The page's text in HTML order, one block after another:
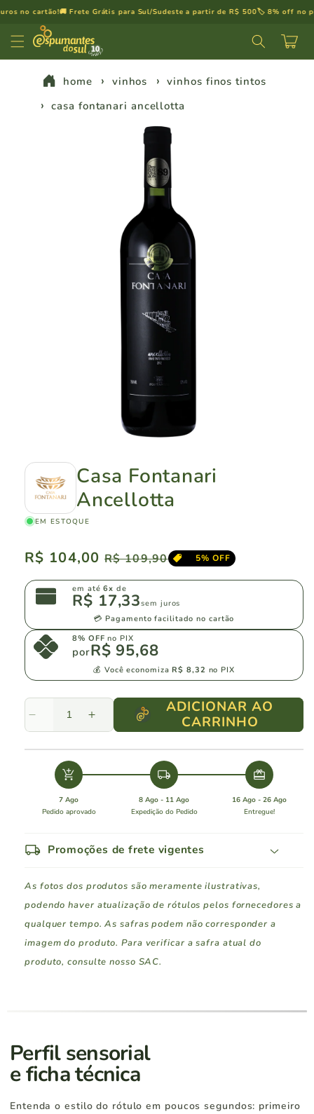
para o
conteúdo
no cartão!🚚 Frete Grátis para Sul/Sudeste a partir de R$ 500 🏷️ 8% off no pix
home vinhos
vinhos finos tintos
casa fontanari ancellotta
Casa Fontanari
Ancellotta
EM ESTOQUE
Preço
normal
R$ 104,00 Preço
promocional
R$ 109,90 5% OFF
em até6x de
R$ 17,33sem juros
💳 Pagamento facilitado no cartão
8% OFF no PIX
porR$ 95,68
💰 Você economizaR$ 8,32 no PIX
Diminuir
a
quantidade
Casa
Fontanari
Ancellotta
Aumentar
a
quantidade
Casa
Fontanari
Ancellotta
ADICIONAR AO
CARRINHO
add_shopping_cart
7 Ago
Pedido aprovado
local_shipping
8 Ago - 11 Ago
Expedição do Pedido
redeem
16 Ago - 26 Ago
Entregue!
local_shipping Promoções de frete vigentes
Santa Catarina
Paraná R$ 500
As fotos dos produtos são meramente ilustrativas,
podendo haver atualização de rótulos pelos fornecedores a
qualquer tempo. As safras podem não corresponder a
imagem do produto. Para verificar a safra atual do
produto, consulte nosso SAC.
Perfil sensorial
e ficha técnica
Entenda o estilo do rótulo em poucos segundos: primeiro